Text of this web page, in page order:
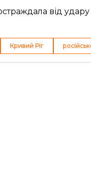
від удару
Кривий Ріг